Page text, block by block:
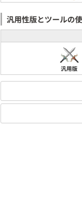
汎用性版とツールの
汎用版